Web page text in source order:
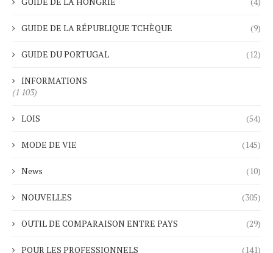
GUIDE DE LA RÉPUBLIQUE TCHÈQUE (9)
GUIDE DU PORTUGAL (12)
INFORMATIONS
(1 103)
LOIS (54)
MODE DE VIE (145)
News (10)
NOUVELLES (305)
OUTIL DE COMPARAISON ENTRE PAYS (29)
POUR LES PROFESSIONNELS (141)